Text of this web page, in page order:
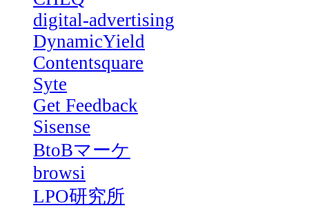
digital-advertising
DynamicYield
Contentsquare
Syte
Get Feedback
Sisense
BtoBマーケ
browsi
LPO研究所